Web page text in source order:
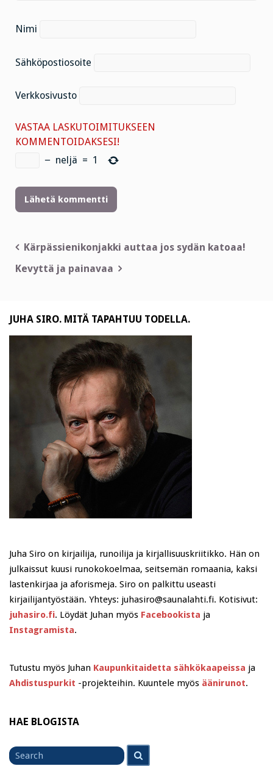
Nimi
Sähköpostiosoite
Verkkosivusto
VASTAA LASKUTOIMITUKSEEN
KOMMENTOIDAKSESI!
− neljä = 1
Artikkelien
selaus
Kärpässienikonjakki auttaa jos sydän katoaa!
Kevyttä ja painavaa
JUHA SIRO. MITÄ TAPAHTUU TODELLA.
Juha Siro on kirjailija, runoilija ja kirjallisuuskriitikko. Hän on
julkaissut kuusi runokokoelmaa, seitsemän romaania, kaksi
lastenkirjaa ja aforismeja. Siro on palkittu useasti
kirjailijantyöstään. Yhteys: juhasiro@saunalahti.fi. Kotisivut:
juhasiro.fi. Löydät Juhan myös Facebookista ja
Instagramista.
Tutustu myös Juhan Kaupunkitaidetta sähkökaapeissa ja
Ahdistuspurkit -projekteihin. Kuuntele myös äänirunot.
HAE BLOGISTA
Search
for